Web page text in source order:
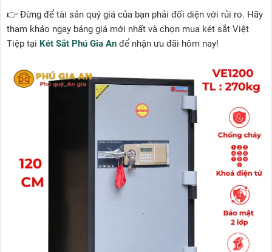
👉 Đừng để tài sản quý giá của bạn phải đối diện với rủi ro. Hãy
tham khảo ngay bảng giá mới nhất và chọn mua két sắt Việt
Tiệp tại Két Sắt Phú Gia An để nhận ưu đãi hôm nay!